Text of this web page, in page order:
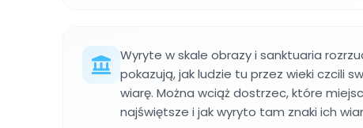
Wyryte w skale obrazy i sanktuaria
pokazują, jak ludzie tu przez wieki czcili
wiarę. Można wciąż dostrzec, które
najświętsze i jak wyryto tam znaki ich